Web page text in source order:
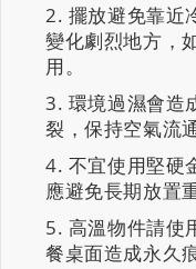
擺放避免靠近
變化劇烈地方，
用。
環境過濕會造
裂，保持空氣流
不宜使用堅硬
應避免長期放置
高溫物件請使
餐桌面造成永久